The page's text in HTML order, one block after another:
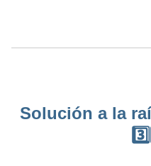
Solución a la